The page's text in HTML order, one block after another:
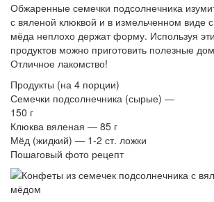
Обжаренные семечки подсолнечника
с вяленой клюквой и в измельченном виде
мёда неплохо держат форму. Используя
продуктов можно приготовить полезные
Отличное лакомство!
Продукты (на 4 порции)
Семечки подсолнечника (сырые) —
150 г
Клюква вяленая — 85 г
Мёд (жидкий) — 1-2 ст. ложки
Пошаговый фото рецепт